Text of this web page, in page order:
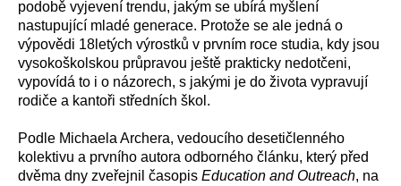
podobě vyjevení trendu, jakým se ubírá myšlení
nastupující mladé generace. Protože se ale jedná o
výpovědi 18letých výrostků v prvním roce studia, kdy jsou
vysokoškolskou průpravou ještě prakticky nedotčeni,
vypovídá to i o názorech, s jakými je do života vypravují
rodiče a kantoři středních škol.
Podle Michaela Archera, vedoucího desetičlenného
kolektivu a prvního autora odborného článku, který před
dvěma dny zveřejnil časopis Education and Outreach, na